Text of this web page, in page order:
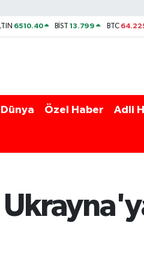
6510.40 BİST13.799 BTC
Dünya Özel Haber Adli